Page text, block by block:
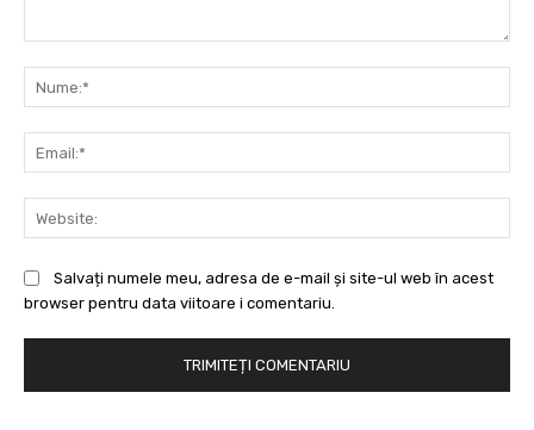
Salvați numele meu, adresa de e-mail și site-ul web în acest
browser pentru data viitoare i comentariu.